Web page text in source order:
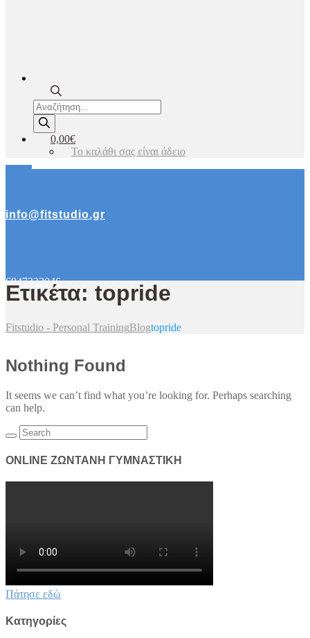
Products
search
0,00€
Το καλάθι σας είναι άδειο
info@fitstudio.gr
6947332046
Ετικέτα: topride
Fitstudio - Personal TrainingBlogtopride
Nothing Found
It seems we can’t find what you’re looking for. Perhaps searching
can help.
Search
for:
ONLINE ΖΩΝΤΑΝΗ ΓΥΜΝΑΣΤΙΚΗ
Πάτησε εδώ
Kατηγορίες